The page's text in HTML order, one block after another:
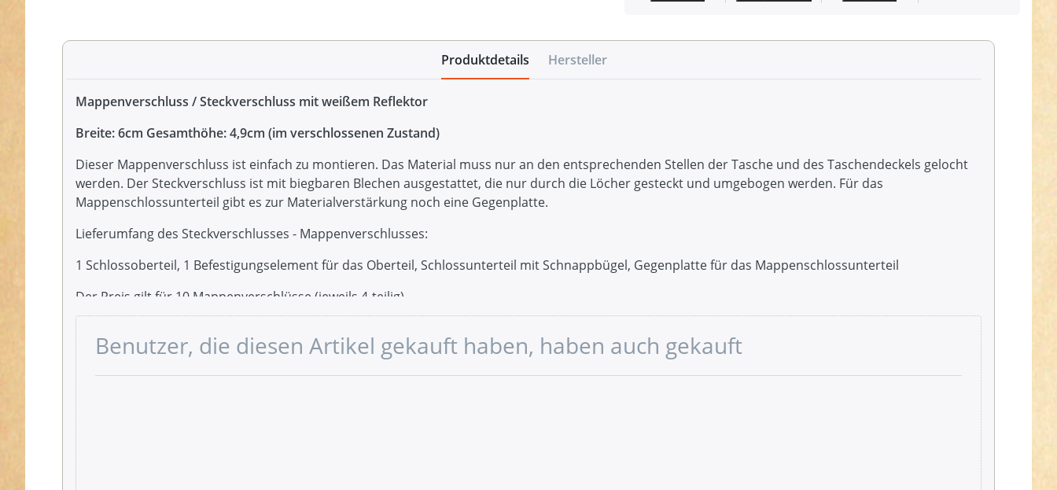
Produktdetails Hersteller
Mappenverschluss / Steckverschluss mit weißem Reflektor
Breite: 6cm Gesamthöhe: 4,9cm (im verschlossenen Zustand)
Dieser Mappenverschluss ist einfach zu montieren. Das Material muss nur an den entsprechenden Stellen der Tasche und des Taschendeckels gelocht
werden. Der Steckverschluss ist mit biegbaren Blechen ausgestattet, die nur durch die Löcher gesteckt und umgebogen werden. Für das
Mappenschlossunterteil gibt es zur Materialverstärkung noch eine Gegenplatte.
Lieferumfang des Steckverschlusses - Mappenverschlusses:
1 Schlossoberteil, 1 Befestigungselement für das Oberteil, Schlossunterteil mit Schnappbügel, Gegenplatte für das Mappenschlossunterteil
Der Preis gilt für 10 Mappenverschlüsse (jeweils 4-teilig)
Benutzer, die diesen Artikel gekauft haben, haben auch gekauft